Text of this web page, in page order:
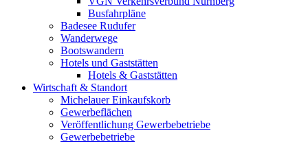
Busfahrpläne
Badesee Rudufer
Wanderwege
Bootswandern
Hotels und Gaststätten
Hotels & Gaststätten
Wirtschaft & Standort
Michelauer Einkaufskorb
Gewerbeflächen
Veröffentlichung Gewerbebetriebe
Gewerbebetriebe